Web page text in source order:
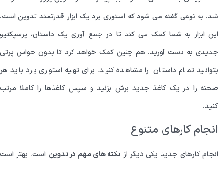
شد. به نوعی گفته می شود که استوری بردیک ابزار قدرتمند تدوین است.
این ابزار به شما کمک می کند تا در جمع آوری یک داستان، پرسپکتیو
جدیدی به دست آورید. هم چنین کمک خواهد کرد تا بدون حواس پرتی
بتوانید تمام داستان را مشاهده کنید. برای تهیه استوری برد باید هر
صحنه را در یک کاغذ جدید برش بزنید و سپس کاغذها را کاملا مرتب
کنید.
انجام کارهای متنوع
انجام کارهای جدید یکی دیگر از نکته های مهم در تدوین است. بهتر است